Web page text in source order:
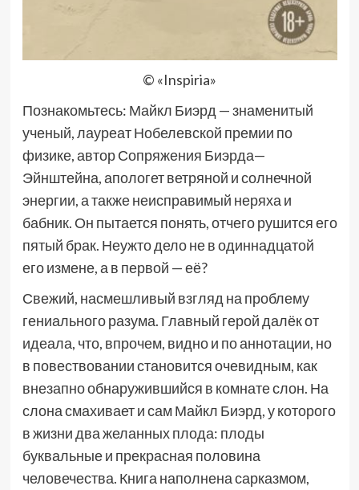
© «Inspiria»
Познакомьтесь: Майкл Биэрд — знаменитый
ученый, лауреат Нобелевской премии по
физике, автор Сопряжения Биэрда—
Эйнштейна, апологет ветряной и солнечной
энергии, а также неисправимый неряха и
бабник. Он пытается понять, отчего рушится его
пятый брак. Неужто дело не в одиннадцатой
его измене, а в первой — её?
Свежий, насмешливый взгляд на проблему
гениального разума. Главный герой далёк от
идеала, что, впрочем, видно и по аннотации, но
в повествовании становится очевидным, как
внезапно обнаружившийся в комнате слон. На
слона смахивает и сам Майкл Биэрд, у которого
в жизни два желанных плода: плоды
буквальные и прекрасная половина
человечества. Книга наполнена сарказмом,